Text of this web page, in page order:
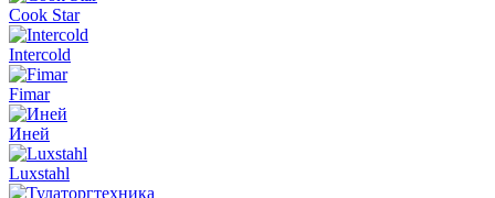
Cook Star
Intercold
Fimar
Иней
Luxstahl